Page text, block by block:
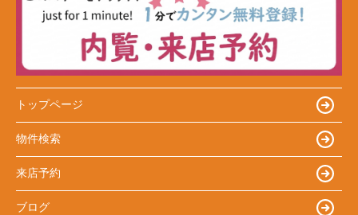
トップページ
物件検索
来店予約
ブログ